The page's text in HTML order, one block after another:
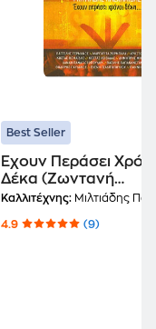
Best Seller
Έχουν Περάσει
Δέκα (Ζωντανή
Ηχογράφηση Στο
Καλλιτέχνης: Μιλτιάδης
4.9 (9)